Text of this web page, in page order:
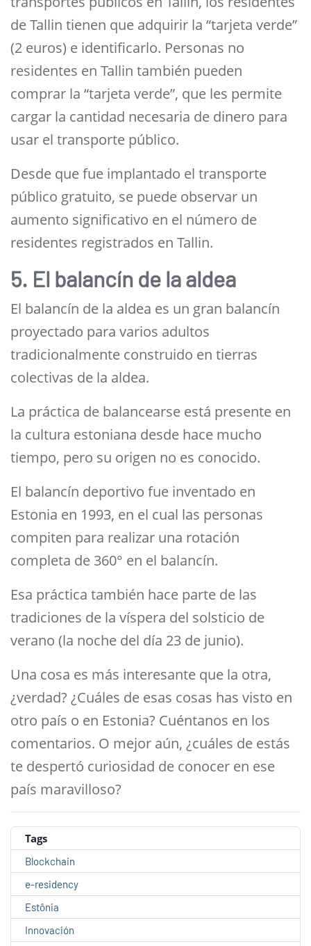
de Tallin tienen que adquirir la “tarjeta verde”
(2 euros) e identificarlo. Personas no
residentes en Tallin también pueden
comprar la “tarjeta verde”, que les permite
cargar la cantidad necesaria de dinero para
usar el transporte público.
Desde que fue implantado el transporte
público gratuito, se puede observar un
aumento significativo en el número de
residentes registrados en Tallin.
5. El balancín de la aldea
El balancín de la aldea es un gran balancín
proyectado para varios adultos
tradicionalmente construido en tierras
colectivas de la aldea.
La práctica de balancearse está presente en
la cultura estoniana desde hace mucho
tiempo, pero su origen no es conocido.
El balancín deportivo fue inventado en
Estonia en 1993, en el cual las personas
compiten para realizar una rotación
completa de 360° en el balancín.
Esa práctica también hace parte de las
tradiciones de la víspera del solsticio de
verano (la noche del día 23 de junio).
Una cosa es más interesante que la otra,
¿verdad? ¿Cuáles de esas cosas has visto en
otro país o en Estonia? Cuéntanos en los
comentarios. O mejor aún, ¿cuáles de estás
te despertó curiosidad de conocer en ese
país maravilloso?
Tags
Blockchain
e-residency
Estônia
Innovación